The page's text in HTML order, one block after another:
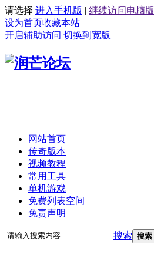
请选择 进入手机版 | 继续访问电脑版
设为首页收藏本站
开启辅助访问 切换到宽版
网站首页
传奇版本
视频教程
常用工具
单机游戏
免费列表空间
免责声明
搜索 搜索